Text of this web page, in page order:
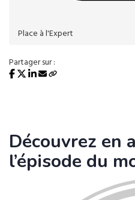
Place à l'Expert
Partager sur :
Découvrez en
l’épisode du